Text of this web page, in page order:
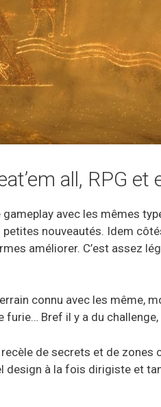
all, RPG
avec les mêmes
petites nouveautés. Idem
améliorer. C’est assez
connu avec les même,
furie… Bref il y a du
de secrets et de zones
design à la fois dirigiste et